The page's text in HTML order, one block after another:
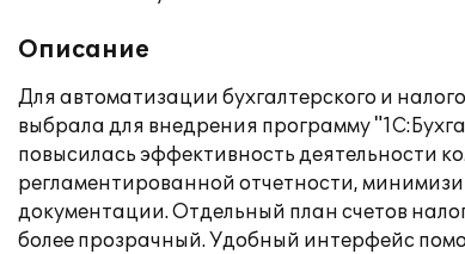
Описание
Для автоматизации бухгалтерского и
выбрала для внедрения программу
повысилась эффективность деятельности
регламентированной отчетности,
документации. Отдельный план счетов
более прозрачный. Удобный интерфейс